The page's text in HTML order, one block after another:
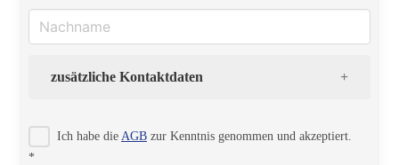
zusätzliche Kontaktdaten
Ich habe die AGB zur Kenntnis genommen und akzeptiert.
*